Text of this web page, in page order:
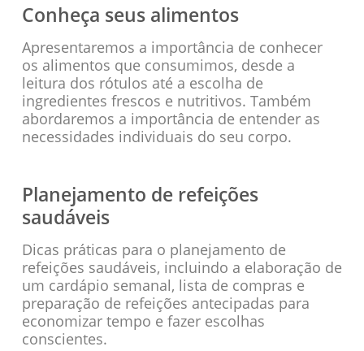
Conheça seus alimentos
Apresentaremos a importância de conhecer
os alimentos que consumimos, desde a
leitura dos rótulos até a escolha de
ingredientes frescos e nutritivos. Também
abordaremos a importância de entender as
necessidades individuais do seu corpo.
Planejamento de refeições
saudáveis
Dicas práticas para o planejamento de
refeições saudáveis, incluindo a elaboração de
um cardápio semanal, lista de compras e
preparação de refeições antecipadas para
economizar tempo e fazer escolhas
conscientes.